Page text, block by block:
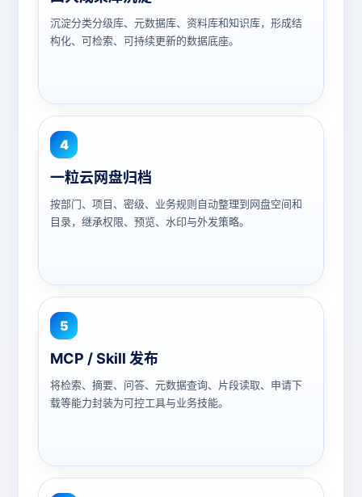
沉淀分类分级库、元数据库、资料库和知识库，形成结
构化、可检索、可持续更新的数据底座。
4
一粒云网盘归档
按部门、项目、密级、业务规则自动整理到网盘空间和
目录，继承权限、预览、水印与外发策略。
5
MCP / Skill 发布
将检索、摘要、问答、元数据查询、片段读取、申请下
载等能力封装为可控工具与业务技能。